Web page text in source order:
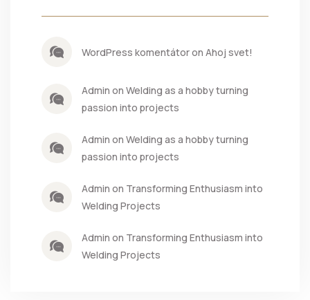
WordPress komentátor on Ahoj svet!
Admin on Welding as a hobby turning
passion into projects
Admin on Welding as a hobby turning
passion into projects
Admin on Transforming Enthusiasm into
Welding Projects
Admin on Transforming Enthusiasm into
Welding Projects